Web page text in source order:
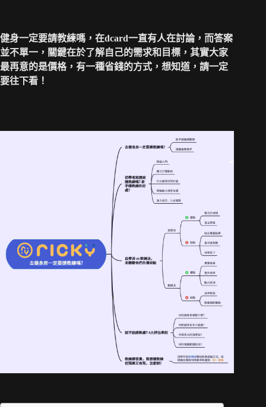
健身一定要請教練嗎，在dcard一直有人在討論，而答案
並不單一，關鍵在於了解自己的需求和目標，其實大家
最再意的是價格，有一種省錢的方式，想知道，請一定
要往下看！